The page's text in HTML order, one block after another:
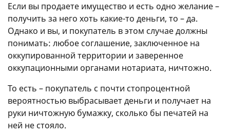
Если вы продаете имущество и есть одно желание –
получить за него хоть какие-то деньги, то – да.
Однако и вы, и покупатель в этом случае должны
понимать: любое соглашение, заключенное на
оккупированной территории и заверенное
оккупационными органами нотариата, ничтожно.
То есть – покупатель с почти стопроцентной
вероятностью выбрасывает деньги и получает на
руки ничтожную бумажку, сколько бы печатей на
ней не стояло.